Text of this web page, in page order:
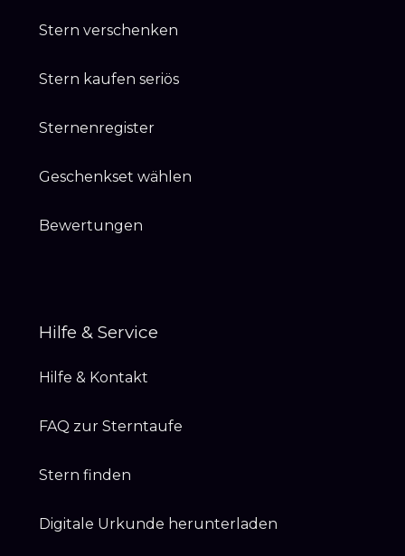
Stern verschenken
Stern kaufen seriös
Sternenregister
Geschenkset wählen
Bewertungen
Hilfe & Service
Hilfe & Kontakt
FAQ zur Sterntaufe
Stern finden
Digitale Urkunde herunterladen